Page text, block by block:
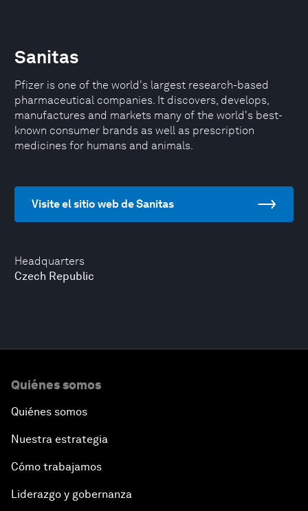
Headquarters
Czech Republic
Sanitas
Pfizer is one of the world's largest research-based
pharmaceutical companies. It discovers, develops,
manufactures and markets many of the world's best-
known consumer brands as well as prescription
medicines for humans and animals.
Visite el sitio web de Sanitas
Quiénes somos
Quiénes somos
Nuestra estrategia
Cómo trabajamos
Liderazgo y gobernanza